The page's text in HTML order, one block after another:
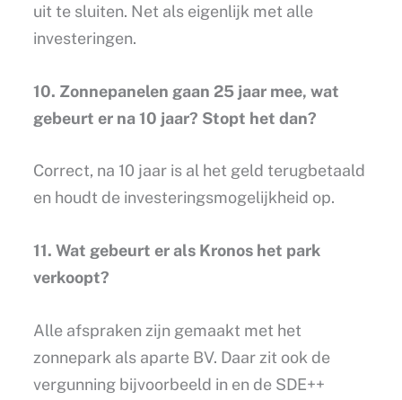
uit te sluiten. Net als eigenlijk met alle
investeringen.
10. Zonnepanelen gaan 25 jaar mee, wat
gebeurt er na 10 jaar? Stopt het dan?
Correct, na 10 jaar is al het geld terugbetaald
en houdt de investeringsmogelijkheid op.
11. Wat gebeurt er als Kronos het park
verkoopt?
Alle afspraken zijn gemaakt met het
zonnepark als aparte BV. Daar zit ook de
vergunning bijvoorbeeld in en de SDE++